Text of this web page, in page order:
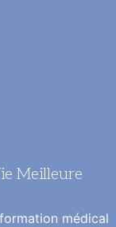
Meilleure
médical